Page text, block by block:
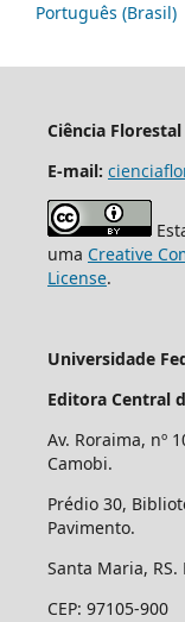
Português (Brasil)
Ciência Florestal
E-mail:
uma Creative
License.
Universidade
Editora Central
Av. Roraima, nº
Camobi.
Prédio 30,
Pavimento.
Santa Maria, RS.
CEP: 97105-900